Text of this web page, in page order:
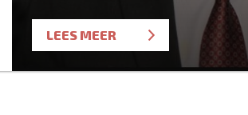
LEES MEER